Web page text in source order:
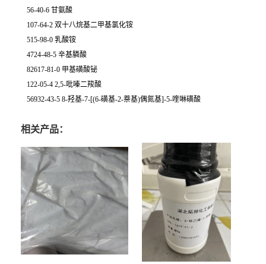
56-40-6 甘氨酸
107-64-2 双十八烷基二甲基氯化铵
515-98-0 乳酸铵
4724-48-5 辛基膦酸
82617-81-0 甲基磺酸铋
122-05-4 2,5-吡嗪二羧酸
56932-43-5 8-羟基-7-[(6-磺基-2-萘基)偶氮基]-5-喹啉磺酸
相关产品：